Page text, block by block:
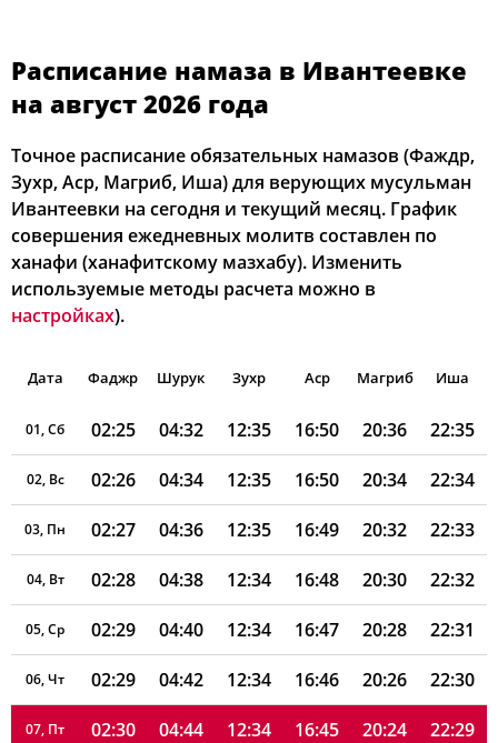
Расписание намаза в Ивантеевке
на август 2026 года
Точное расписание обязательных намазов (Фаждр,
Зухр, Аср, Магриб, Иша) для верующих мусульман
Ивантеевки на сегодня и текущий месяц. График
совершения ежедневных молитв составлен по
ханафи (ханафитскому мазхабу). Изменить
используемые методы расчета можно в
настройках).
Дата Фаджр Шурук Зухр Аср Магриб Иша
01, Сб 02:25 04:32 12:35 16:50 20:36 22:35
02, Вс 02:26 04:34 12:35 16:50 20:34 22:34
03, Пн 02:27 04:36 12:35 16:49 20:32 22:33
04, Вт 02:28 04:38 12:34 16:48 20:30 22:32
05, Ср 02:29 04:40 12:34 16:47 20:28 22:31
06, Чт 02:29 04:42 12:34 16:46 20:26 22:30
07, Пт 02:30 04:44 12:34 16:45 20:24 22:29